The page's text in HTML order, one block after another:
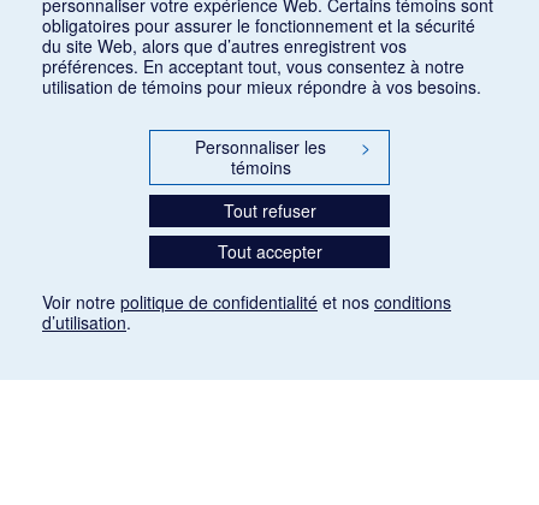
obligatoires pour assurer le fonctionnement et la sécurité
du site Web, alors que d’autres enregistrent vos
préférences. En acceptant tout, vous consentez à notre
utilisation de témoins pour mieux répondre à vos besoins.
Personnaliser les
témoins
>
Tout refuser
Tout accepter
Voir notre politique de confidentialité et nos conditions
d’utilisation.